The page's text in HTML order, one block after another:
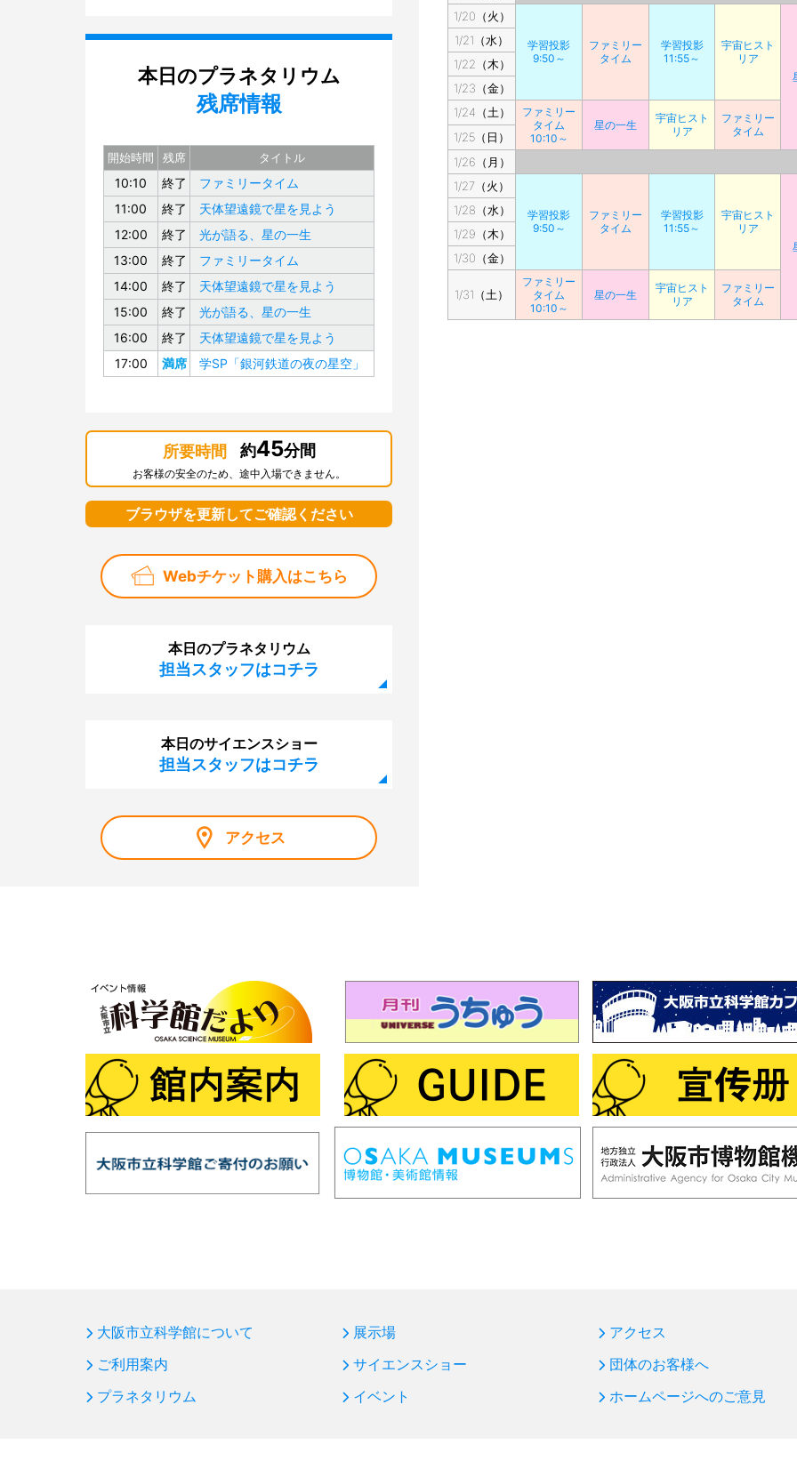
1/20（火）
学習投影
9:50～
ファミリー
タイム
学習投影
11:55～
宇宙ヒスト
リア
1/21（水）
1/22（木）
1/23（金）
1/24（土）
ファミリー
タイム
10:10～
星の一生
宇宙ヒスト
リア
ファミリー
タイム
1/25（日）
1/26（月）
1/27（火）
学習投影
9:50～
ファミリー
タイム
学習投影
11:55～
宇宙ヒスト
リア
1/28（水）
1/29（木）
1/30（金）
1/31（土）
ファミリー
タイム
10:10～
星の一生
宇宙ヒスト
リア
ファミリー
タイム
本日のプラネタリウム
残席情報
開始時間 残席 タイトル
10:10 終了
ファミリータイム
11:00
終了
天体望遠鏡で星を見よう
12:00
終了
光が語る、星の一生
13:00
終了
ファミリータイム
14:00
終了
天体望遠鏡で星を見よう
15:00
終了
光が語る、星の一生
16:00
終了
天体望遠鏡で星を見よう
17:00
満席 学SP「銀河鉄道の夜の星空」
所要時間 約45分間
お客様の安全のため、途中入場できません。
ブラウザを更新してご確認ください
Webチケット購入はこちら
本日のプラネタリウム
担当スタッフはコチラ
本日のサイエンスショー
担当スタッフはコチラ
アクセス
大阪市立科学館について
ご利用案内
プラネタリウム
展示場
サイエンスショー
イベント
アクセス
団体のお客様へ
ホームページへのご意見